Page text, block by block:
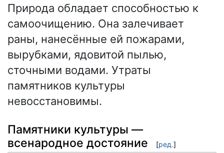
Природа обладает способностью к
самоочищению. Она залечивает
раны, нанесённые ей пожарами,
вырубками, ядовитой пылью,
сточными водами. Утраты
памятников культуры
невосстановимы.
Памятники культуры —
всенародное достояние
[ред.]